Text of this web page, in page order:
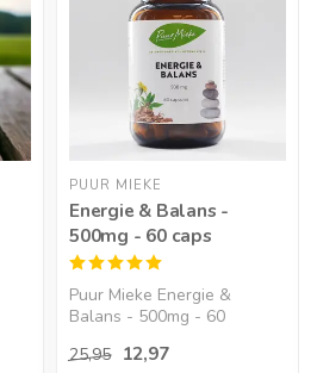
PUUR MIEKE
Energie & Balans -
500mg - 60 caps
Puur Mieke Energie &
Balans - 500mg - 60
25,95 12,97